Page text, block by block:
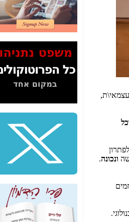
ונכונה.
2" על תעלולי השר
משה כחלון -כאן
המשך חשיפת הבלוף
ששמו "מהפיכת
הסלולר" ואיך מסרסים
את הנתונים לציבור -
כאן
סיכום ביקור בסיליקון
משקיעות ומפתחות
באותם תחומים -כאן
שלמה פילבר (עד
לאחרונה מנכ"ל משרד
התקשורת) - עד
מדינה? הצחקתם
"יש אפליה בחקירה"?
חשיפה: למה השר
משה כחלון לא נחקר
עד היום? -
כאן